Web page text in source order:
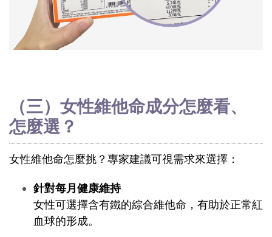
（三）女性維他命成分怎麼看、
怎麼選？
女性維他命怎麼挑？專家建議可視需求來選擇：
針對每月健康維持
女性可選擇含有鐵的綜合維他命，有助於正常紅
血球的形成。